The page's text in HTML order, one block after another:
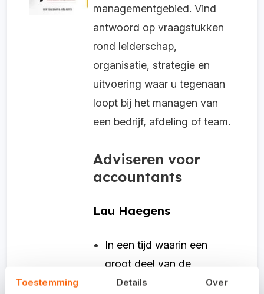
Toestemming Details Over
managementgebied. Vind
antwoord op vraagstukken
rond leiderschap,
organisatie, strategie en
uitvoering waar u tegenaan
loopt bij het managen van
een bedrijf, afdeling of team.
Adviseren voor
accountants
Lau Haegens
In een tijd waarin een
groot deel van de
boekhouding wordt